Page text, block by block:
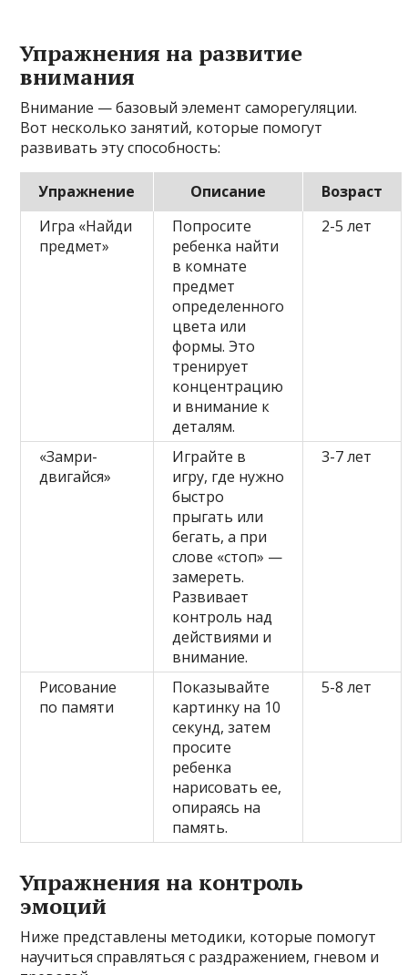
Упражнения на развитие
внимания
Внимание — базовый элемент саморегуляции.
Вот несколько занятий, которые помогут
развивать эту способность:
Упражнение Описание
Возраст
Игра «Найди
предмет»
Попросите
ребенка найти
в комнате
предмет
определенного
цвета или
формы. Это
тренирует
концентрацию
и внимание к
деталям.
2-5 лет
«Замри-
двигайся»
Играйте в
игру, где нужно
быстро
прыгать или
бегать, а при
слове «стоп» —
замереть.
Развивает
контроль над
действиями и
внимание.
3-7 лет
Рисование
по памяти
Показывайте
картинку на 10
секунд, затем
просите
ребенка
нарисовать ее,
опираясь на
память.
5-8 лет
Упражнения на контроль
эмоций
Ниже представлены методики, которые помогут
научиться справляться с раздражением, гневом и